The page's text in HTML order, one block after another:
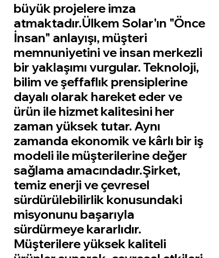
büyük projelere imza
atmaktadır.Ülkem Solar'ın "Önce
İnsan" anlayışı, müşteri
memnuniyetini ve insan merkezli
bir yaklaşımı vurgular. Teknoloji,
bilim ve şeffaflık prensiplerine
dayalı olarak hareket eder ve
ürün ile hizmet kalitesini her
zaman yüksek tutar. Aynı
zamanda ekonomik ve kârlı bir iş
modeli ile müşterilerine değer
sağlama amacındadır.Şirket,
temiz enerji ve çevresel
sürdürülebilirlik konusundaki
misyonunu başarıyla
sürdürmeye kararlıdır.
Müşterilere yüksek kaliteli